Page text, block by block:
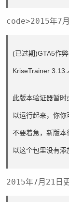
code>2015年7
(已过期)GTA5作
KriseTrainer
此版本验证器暂
以运行起来，你
不要着急，新版
以这个包里没有添
2015年7月21日